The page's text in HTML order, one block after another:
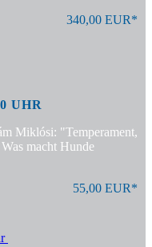
340,00 EUR*
UHR
Miklósi: "Temperament,
macht Hunde
55,00 EUR*